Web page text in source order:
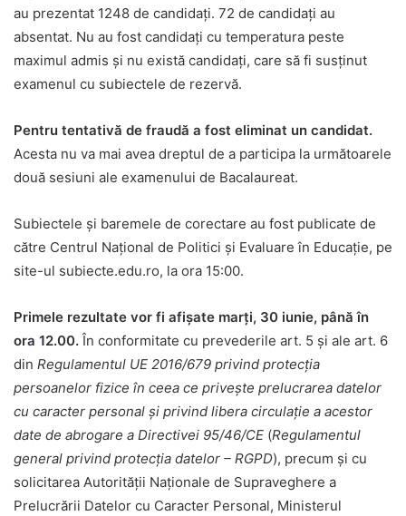
au prezentat 1248 de candidaţi. 72 de candidaţi au
absentat. Nu au fost candidați cu temperatura peste
maximul admis și nu există candidați, care să fi susținut
examenul cu subiectele de rezervă.
Pentru tentativă de fraudă a fost eliminat un candidat.
Acesta nu va mai avea dreptul de a participa la următoarele
două sesiuni ale examenului de Bacalaureat.
Subiectele și baremele de corectare au fost publicate de
către Centrul Național de Politici și Evaluare în Educație, pe
site-ul subiecte.edu.ro, la ora 15:00.
Primele rezultate vor fi afișate marți, 30 iunie, până în
ora 12.00. În conformitate cu prevederile art. 5 și ale art. 6
din Regulamentul UE 2016/679 privind protecția
persoanelor fizice în ceea ce privește prelucrarea datelor
cu caracter personal și privind libera circulație a acestor
date de abrogare a Directivei 95/46/CE (Regulamentul
general privind protecția datelor – RGPD), precum și cu
solicitarea Autorității Naționale de Supraveghere a
Prelucrării Datelor cu Caracter Personal, Ministerul